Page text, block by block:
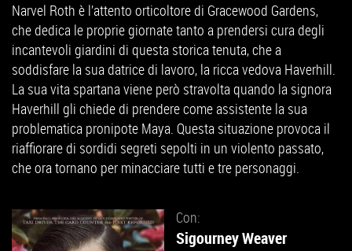
Narvel Roth è l’attento orticoltore di Gracewood Gardens,
che dedica le proprie giornate tanto a prendersi cura degli
incantevoli giardini di questa storica tenuta, che a
soddisfare la sua datrice di lavoro, la ricca vedova Haverhill.
La sua vita spartana viene però stravolta quando la signora
Haverhill gli chiede di prendere come assistente la sua
problematica pronipote Maya. Questa situazione provoca il
riaffiorare di sordidi segreti sepolti in un violento passato,
che ora tornano per minacciare tutti e tre personaggi.
Con:
Sigourney Weaver